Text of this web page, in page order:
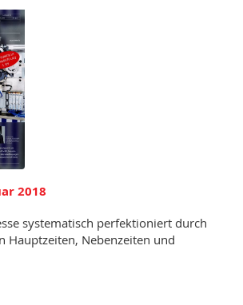
2018
systematisch perfektioniert durch
Hauptzeiten, Nebenzeiten und